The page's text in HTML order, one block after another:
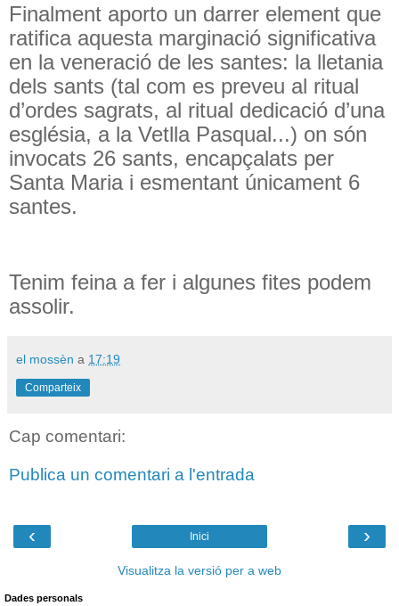
Finalment aporto un darrer element que
ratifica aquesta marginació significativa
en la veneració de les santes: la lletania
dels sants (tal com es preveu al ritual
d’ordes sagrats, al ritual dedicació d’una
església, a la Vetlla Pasqual...) on són
invocats 26 sants, encapçalats per
Santa Maria i esmentant únicament 6
santes.
Tenim feina a fer i algunes fites podem
assolir.
el mossèn a 17:19
Comparteix
Cap comentari:
Publica un comentari a l'entrada
‹ ›
Inici
Visualitza la versió per a web
Dades personals